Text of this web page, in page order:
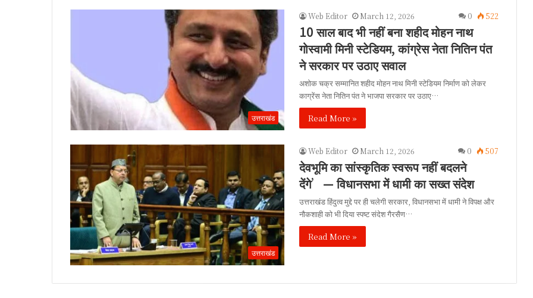
उत्तराखंड
Web Editor March 12, 2026 0 522
10 साल बाद भी नहीं बना शहीद मोहन नाथ
गोस्वामी मिनी स्टेडियम, कांग्रेस नेता नितिन पंत
ने सरकार पर उठाए सवाल
अशोक चक्र सम्मानित शहीद मोहन नाथ मिनी स्टेडियम निर्माण को लेकर
काग्रेंस नेता नितिन पंत ने भाजपा सरकार पर उठाए…
Read More »
उत्तराखंड
Web Editor March 12, 2026 0 507
देवभूमि का सांस्कृतिक स्वरूप नहीं बदलने
देंगे’— विधानसभा में धामी का सख्त संदेश
उत्तराखंड हिंदुत्व मुद्दे पर ही चलेगी सरकार, विधानसभा में धामी ने विपक्ष और
नौकशाही को भी दिया स्पष्ट संदेश गैरसैण…
Read More »